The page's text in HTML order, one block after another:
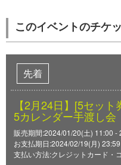
このイベントのチケ
先着
【2月24日】[5セッ
5カレンダー手渡し会
販売期間:2024/01/20(土) 11:00 -
お支払期日:2024/02/19(月) 23:59
支払い方法:クレジットカード・